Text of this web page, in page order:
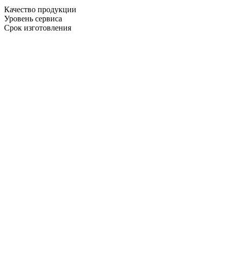
Качество продукции
Уровень сервиса
Срок изготовления